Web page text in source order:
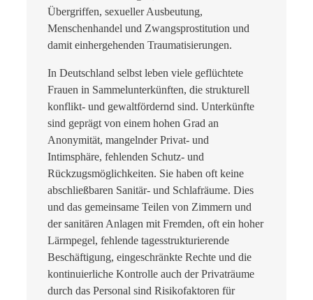
Übergriffen, sexueller Ausbeutung,
Menschenhandel und Zwangsprostitution und
damit einhergehenden Traumatisierungen.
In Deutschland selbst leben viele geflüchtete
Frauen in Sammelunterkünften, die strukturell
konflikt- und gewaltfördernd sind. Unterkünfte
sind geprägt von einem hohen Grad an
Anonymität, mangelnder Privat- und
Intimsphäre, fehlenden Schutz- und
Rückzugsmöglichkeiten. Sie haben oft keine
abschließbaren Sanitär- und Schlafräume. Dies
und das gemeinsame Teilen von Zimmern und
der sanitären Anlagen mit Fremden, oft ein hoher
Lärmpegel, fehlende tagesstrukturierende
Beschäftigung, eingeschränkte Rechte und die
kontinuierliche Kontrolle auch der Privaträume
durch das Personal sind Risikofaktoren für